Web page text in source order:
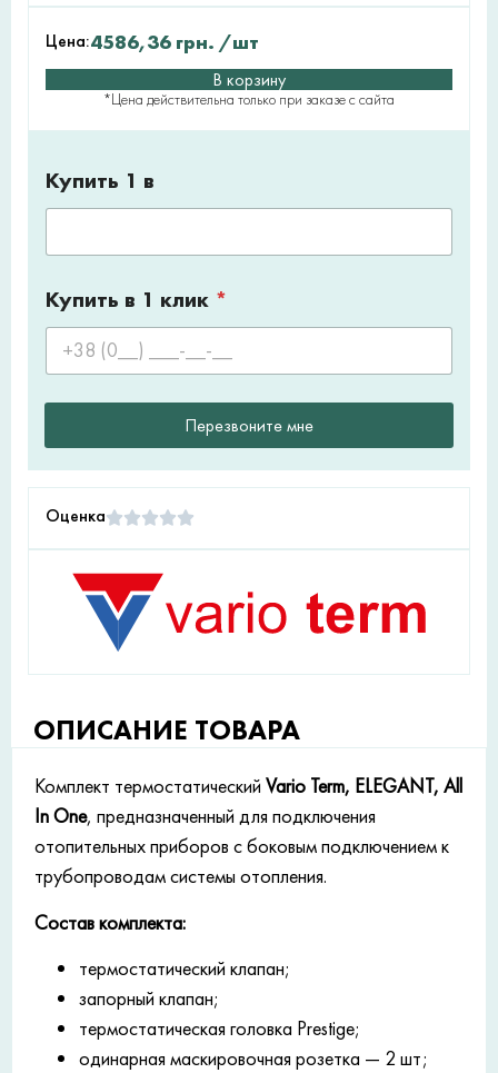
Цена:4586,36 грн. /шт
В корзину
*Цена действительна только при заказе с сайта
Купить 1 в
Купить в 1 клик *
Перезвоните мне
Оценка
ОПИСАНИЕ ТОВАРА
Комплект термостатический Vario Term, ELEGANT, All
In One, предназначенный для подключения
отопительных приборов с боковым подключением к
трубопроводам системы отопления.
Состав комплекта:
термостатический клапан;
запорный клапан;
термостатическая головка Prestige;
одинарная маскировочная розетка — 2 шт;